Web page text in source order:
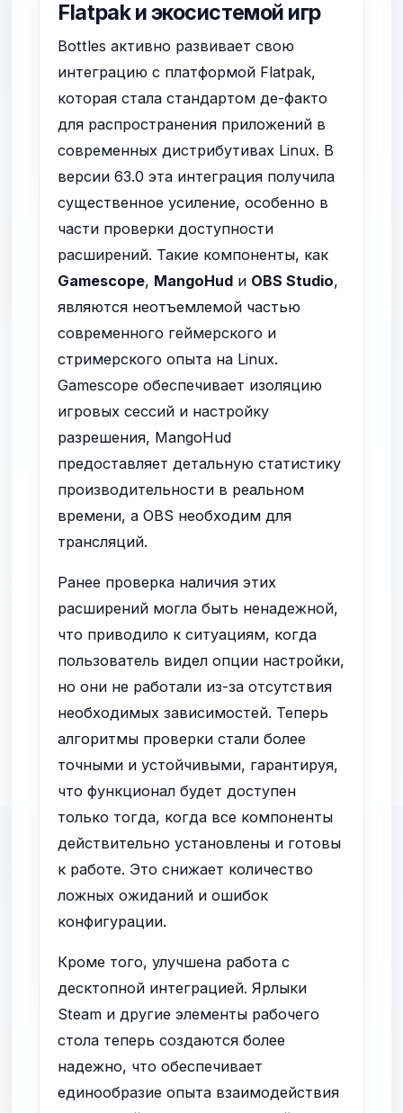
Flatpak и экосистемой игр
Bottles активно развивает свою
интеграцию с платформой Flatpak,
которая стала стандартом де-факто
для распространения приложений в
современных дистрибутивах Linux. В
версии 63.0 эта интеграция получила
существенное усиление, особенно в
части проверки доступности
расширений. Такие компоненты, как
Gamescope, MangoHud и OBS Studio,
являются неотъемлемой частью
современного геймерского и
стримерского опыта на Linux.
Gamescope обеспечивает изоляцию
игровых сессий и настройку
разрешения, MangoHud
предоставляет детальную статистику
производительности в реальном
времени, а OBS необходим для
трансляций.
Ранее проверка наличия этих
расширений могла быть ненадежной,
что приводило к ситуациям, когда
пользователь видел опции настройки,
но они не работали из-за отсутствия
необходимых зависимостей. Теперь
алгоритмы проверки стали более
точными и устойчивыми, гарантируя,
что функционал будет доступен
только тогда, когда все компоненты
действительно установлены и готовы
к работе. Это снижает количество
ложных ожиданий и ошибок
конфигурации.
Кроме того, улучшена работа с
десктопной интеграцией. Ярлыки
Steam и другие элементы рабочего
стола теперь создаются более
надежно, что обеспечивает
единообразие опыта взаимодействия